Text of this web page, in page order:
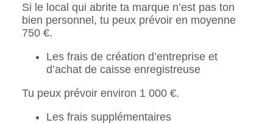
Si le local qui abrite ta marque n’est pas ton
bien personnel, tu peux prévoir en moyenne
750 €.
Les frais de création d’entreprise et
d’achat de caisse enregistreuse
Tu peux prévoir environ 1 000 €.
Les frais supplémentaires